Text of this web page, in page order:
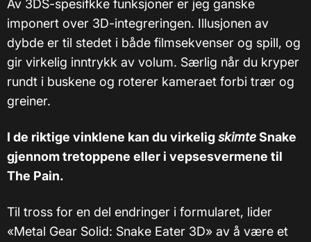
Av 3DS-spesifkke funksjoner er jeg ganske
imponert over 3D-integreringen. Illusjonen av
dybde er til stedet i både filmsekvenser og spill, og
gir virkelig inntrykk av volum. Særlig når du kryper
rundt i buskene og roterer kameraet forbi trær og
greiner.
I de riktige vinklene kan du virkeligskimteSnake
gjennom tretoppene eller i vepsesvermene til
The Pain.
Til tross for en del endringer i formularet, lider
«Metal Gear Solid: Snake Eater 3D» av å være et